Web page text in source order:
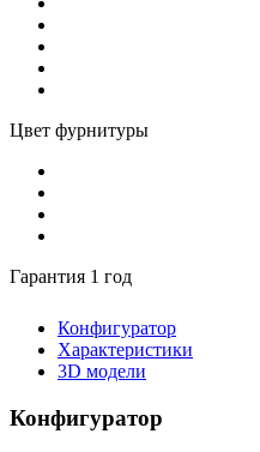
Цвет фурнитуры
Гарантия 1 год
Конфигуратор
Характеристики
3D модели
Конфигуратор